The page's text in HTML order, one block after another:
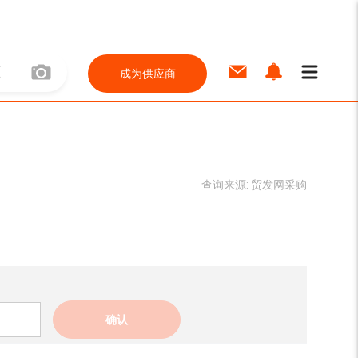
成为供应商
查询来源: 贸发网采购
确认